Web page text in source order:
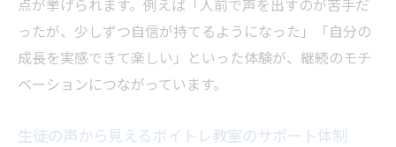
で紹介
点が挙げられます。例えば「人前で声を出すのが苦手だ
ったが、少しずつ自信が持てるようになった」「自分の
成長を実感できて楽しい」といった体験が、継続のモチ
ベーションにつながっています。
生徒の声から見えるボイトレ教室のサポート体制